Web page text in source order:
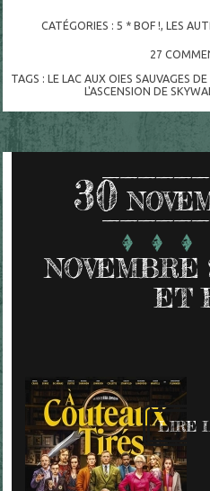
CATÉGORIES :5 * BOF !,LES
27
TAGS : LE LAC AUX OIES SAUVAGES
L'ASCENSION DE
30
NOVEMBRE
ET
LIRE